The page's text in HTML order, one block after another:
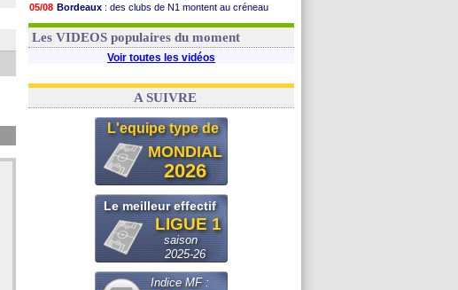
05/08 Bordeaux : des clubs de N1 montent au créneau
03/08 Real: le démenti de Leipzig pour Diomandé
Les VIDEOS populaires du moment
Voir toutes les vidéos
A SUIVRE
L'equipe type de
MONDIAL
2026
Le meilleur effectif
LIGUE 1
saison
2025-26
Indice MF :